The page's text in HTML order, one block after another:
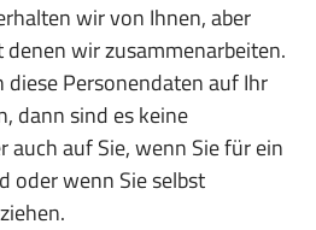
wir von Ihnen, aber
wir zusammenarbeiten.
Personendaten auf Ihr
dann sind es keine
auch auf Sie, wenn Sie für ein
oder wenn Sie selbst